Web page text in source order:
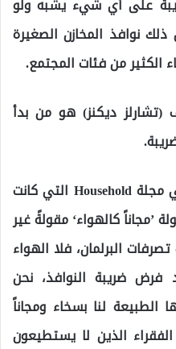
نوافذ المخازن الصغيرة
الكثير من فئات المجتمع.
(تشارلز ديكنز) هو من بدأ
ففي عام 1850 كتب حولها في مجلة Household التي كانت
’مجاناً كالهواء‘ مقولةً غير
البرلمان، فلا الهواء
فرض ضريبة النوافذ، نحن
لنا بسخاء ومجاناً
الذين لا يستطيعون